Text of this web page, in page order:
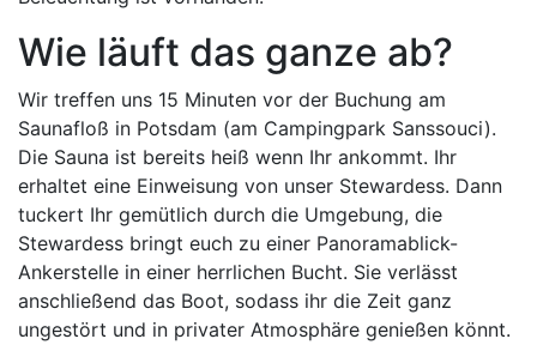
Wie läuft das ganze ab?
Wir treffen uns 15 Minuten vor der Buchung am
Saunafloß in Potsdam (am Campingpark Sanssouci).
Die Sauna ist bereits heiß wenn Ihr ankommt. Ihr
erhaltet eine Einweisung von unser Stewardess. Dann
tuckert Ihr gemütlich durch die Umgebung, die
Stewardess bringt euch zu einer Panoramablick-
Ankerstelle in einer herrlichen Bucht. Sie verlässt
anschließend das Boot, sodass ihr die Zeit ganz
ungestört und in privater Atmosphäre genießen könnt.